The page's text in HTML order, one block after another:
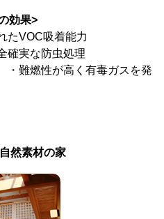
効果>
VOC吸着能力
実な防虫処理
難燃性が高く有毒ガスを発
然素材の家